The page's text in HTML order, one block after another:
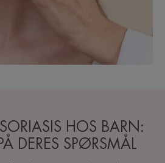
HOS BARN:
DERES SPØRSMÅL